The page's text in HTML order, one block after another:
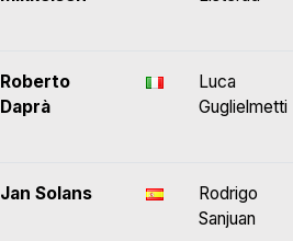
Roberto
Daprà
Luca
Guglielmetti
Jan Solans
Rodrigo
Sanjuan